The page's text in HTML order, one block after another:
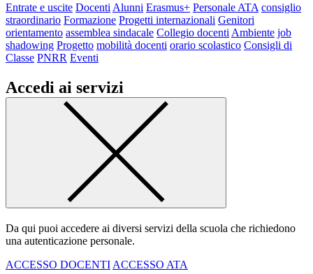
Entrate e uscite Docenti Alunni Erasmus+ Personale ATA consiglio
straordinario Formazione Progetti internazionali Genitori
orientamento assemblea sindacale Collegio docenti Ambiente job
shadowing Progetto mobilità docenti orario scolastico Consigli di
Classe PNRR Eventi
Accedi ai servizi
Da qui puoi accedere ai diversi servizi della scuola che richiedono
una autenticazione personale.
ACCESSO DOCENTI ACCESSO ATA